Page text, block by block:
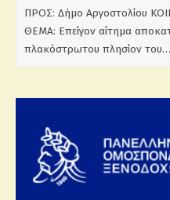
ΠΡΟΣ: Δήμο Αργοστολίου
ΘΕΜΑ: Επείγον αίτημα
πλακόστρωτου πλησίον του…